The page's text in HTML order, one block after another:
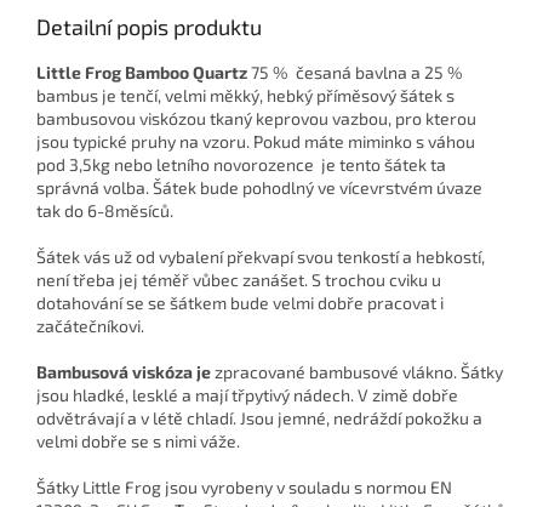
Detailní popis produktu
Little Frog Bamboo Quartz75 % česaná bavlna a 25 %
bambus je tenčí, velmi měkký, hebký příměsový šátek s
bambusovou viskózou tkaný keprovou vazbou, pro kterou
jsou typické pruhy na vzoru. Pokud máte miminko s váhou
pod 3,5kg nebo letního novorozence je tento šátek ta
správná volba. Šátek bude pohodlný ve vícevrstvém úvaze
tak do 6-8měsíců.
Šátek vás už od vybalení překvapí svou tenkostí a hebkostí,
není třeba jej téměř vůbec zanášet. S trochou cviku u
dotahování se se šátkem bude velmi dobře pracovat i
začátečníkovi.
Bambusová viskóza jezpracované bambusové vlákno. Šátky
jsou hladké, lesklé a mají třpytivý nádech. V zimě dobře
odvětrávají a v létě chladí. Jsou jemné, nedráždí pokožku a
velmi dobře se s nimi váže.
Šátky Little Frog jsou vyrobeny v souladu s normou EN